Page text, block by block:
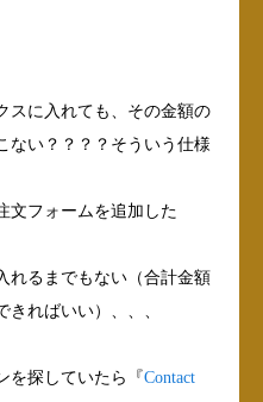
スに入れても、その金額の
ない？？？？そういう仕様
文フォームを追加した
れるまでもない（合計金額
ればいい）、、、
を探していたら『Contact